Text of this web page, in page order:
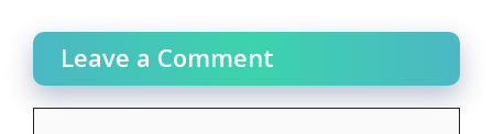
Leave a Comment